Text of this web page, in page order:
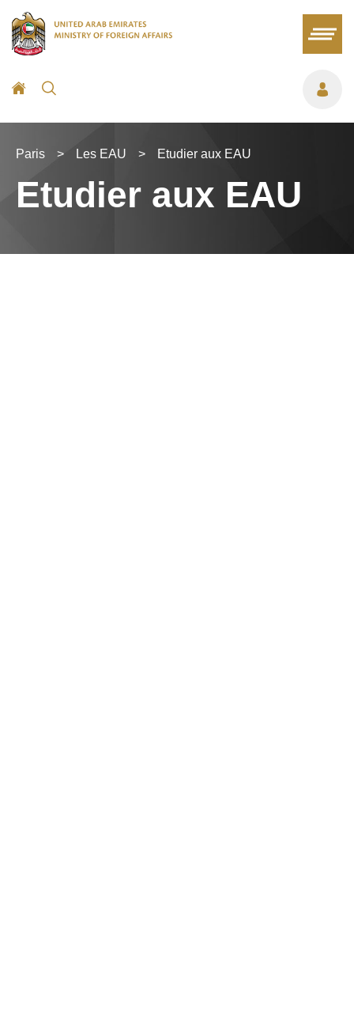
Paris > Les EAU > Etudier aux EAU
Etudier aux EAU